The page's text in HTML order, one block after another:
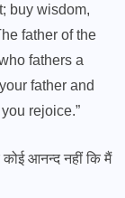
buy wisdom,
father of the
fathers a
father and
rejoice.”
आनन्द नहीं कि मैं